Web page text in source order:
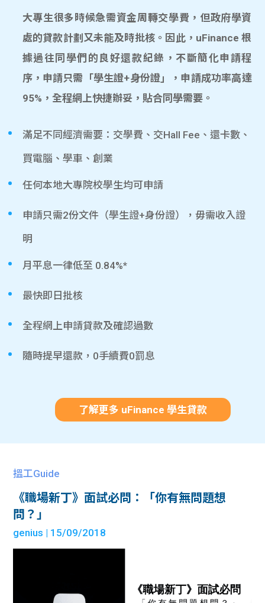
大專生很多時候急需資金周轉交學費，但政府學資
處的貸款計劃又未能及時批核。因此，uFinance 根
據過往同學們的良好還款紀錄，不斷簡化申請程
序，申請只需「學生證+身份證」，申請成功率高達
95%，全程網上快捷辦妥，貼合同學需要。
滿足不同經濟需要：交學費、交Hall Fee、還卡數、
買電腦、學車、創業
任何本地大專院校學生均可申請
申請只需2份文件（學生證+身份證），毋需收入證
明
月平息一律低至 0.84%*
最快即日批核
全程網上申請貸款及確認過數
隨時提早還款，0手續費0罰息
了解更多 uFinance 學生貸款
搵工Guide
《職場新丁》面試必問：「你有無問題想
問？」
genius | 15/09/2018